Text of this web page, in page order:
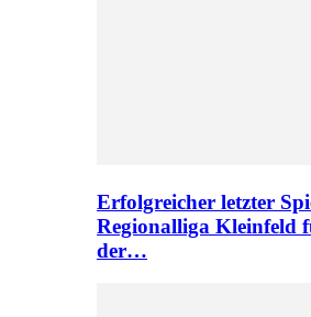
Erfolgreicher letzter
Regionalliga Kleinfeld
der…